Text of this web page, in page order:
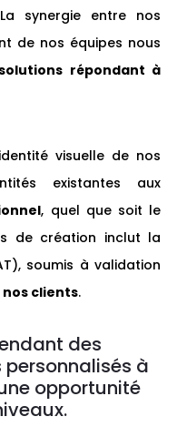
synergie entre nos
de nos équipes nous
répondant à
visuelle de nos
existantes aux
, quel que soit le
de création inclut la
soumis à validation
clients.
des
à
opportunité